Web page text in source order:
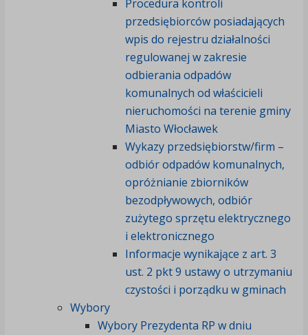
Procedura kontroli
przedsiębiorców posiadających
wpis do rejestru działalności
regulowanej w zakresie
odbierania odpadów
komunalnych od właścicieli
nieruchomości na terenie gminy
Miasto Włocławek
Wykazy przedsiębiorstw/firm –
odbiór odpadów komunalnych,
opróżnianie zbiorników
bezodpływowych, odbiór
zużytego sprzętu elektrycznego
i elektronicznego
Informacje wynikające z art. 3
ust. 2 pkt 9 ustawy o utrzymaniu
czystości i porządku w gminach
Wybory
Wybory Prezydenta RP w dniu